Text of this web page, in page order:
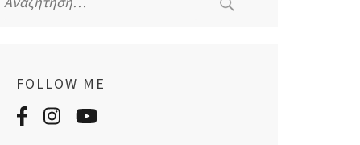
για:
FOLLOW ME